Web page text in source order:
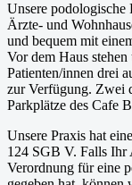
Unsere podologische
Ärzte- und
und bequem mit
Vor dem Haus stehen
Patienten/innen drei
zur Verfügung. Zwei
Parkplätze des Cafe
Unsere Praxis hat
124 SGB V. Falls Ihr
Verordnung für eine